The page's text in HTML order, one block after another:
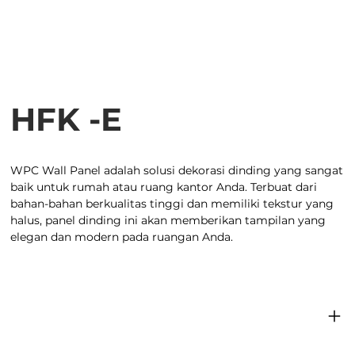
HFK -E
WPC Wall Panel adalah solusi dekorasi dinding yang sangat
baik untuk rumah atau ruang kantor Anda. Terbuat dari
bahan-bahan berkualitas tinggi dan memiliki tekstur yang
halus, panel dinding ini akan memberikan tampilan yang
elegan dan modern pada ruangan Anda.